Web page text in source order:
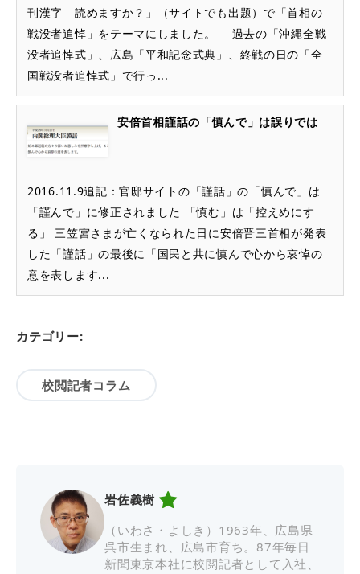
刊漢字 読めますか？」（サイトでも出題）で「首相の
戦没者追悼」をテーマにしました。 過去の「沖縄全戦
没者追悼式」、広島「平和記念式典」、終戦の日の「全
国戦没者追悼式」で行っ...
安倍首相謹話の「慎んで」は誤りでは
2016.11.9追記：官邸サイトの「謹話」の「慎んで」は
「謹んで」に修正されました 「慎む」は「控えめにす
る」 三笠宮さまが亡くなられた日に安倍晋三首相が発表
した「謹話」の最後に「国民と共に慎んで心から哀悼の
意を表します...
カテゴリー:
校閲記者コラム
岩佐義樹
（いわさ・よしき）1963年、広島県
呉市生まれ、広島市育ち。87年毎日
新聞東京本社に校閲記者として入社、